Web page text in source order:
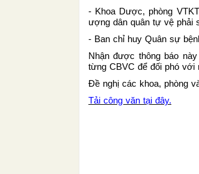
- Khoa Dược, phòng
ượng dân quân tự vệ phải
- Ban chỉ huy Quân sự
Nhận đ­ược thông báo
từng CBVC để đối phó với
Đề nghị các khoa, phòng
Tải công văn tại đây.